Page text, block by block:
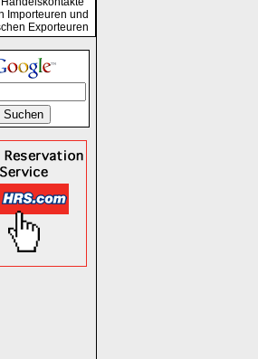
Importeuren und
Exporteuren